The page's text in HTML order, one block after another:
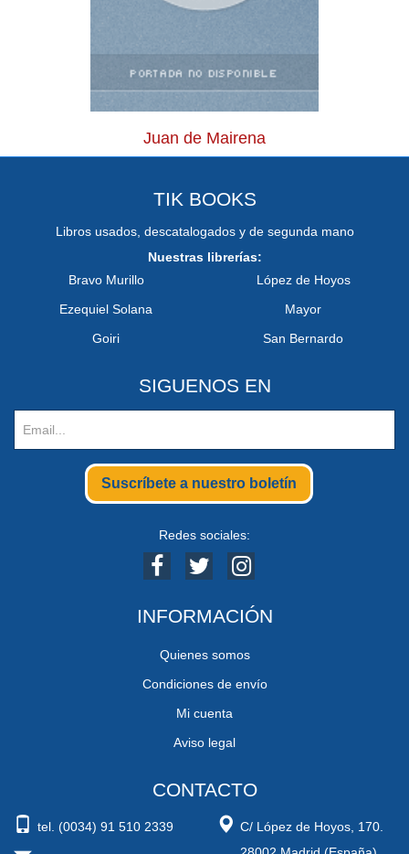
Juan de Mairena
TIK BOOKS
Libros usados, descatalogados y de segunda mano
Nuestras librerías:
Bravo Murillo
Ezequiel Solana
Goiri
López de Hoyos
Mayor
San Bernardo
SIGUENOS EN
Suscríbete a nuestro boletín
Redes sociales:
INFORMACIÓN
Quienes somos
Condiciones de envío
Mi cuenta
Aviso legal
CONTACTO
tel. (0034) 91 510 2339
C/ López de Hoyos, 170.